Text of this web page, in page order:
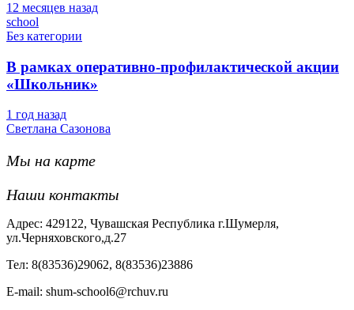
12 месяцев назад
school
Без категории
В рамках оперативно-профилактической акции
«Школьник»
1 год назад
Светлана Сазонова
Мы на карте
Наши контакты
Адрес: 429122, Чувашская Республика г.Шумерля,
ул.Черняховского,д.27
Тел: 8(83536)29062, 8(83536)23886
Е-mail: shum-school6@rchuv.ru